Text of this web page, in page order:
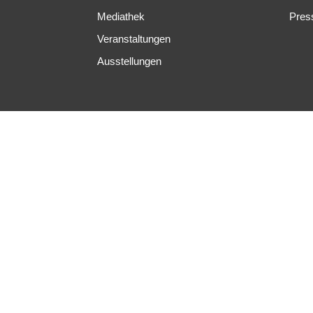
Mediathek
Veranstaltungen
Ausstellungen